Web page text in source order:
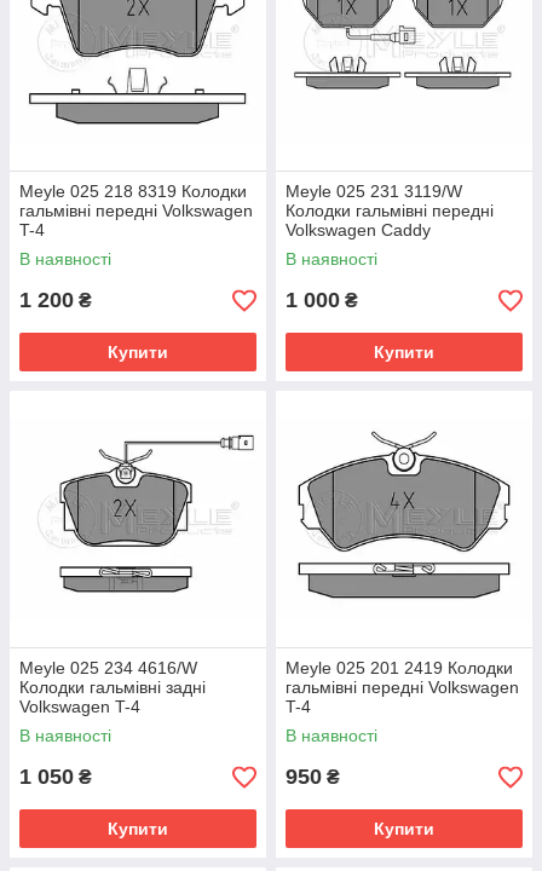
Meyle 025 218 8319 Колодки
гальмівні передні Volkswagen
T-4
В наявності
1 200 ₴
Купити
Meyle 025 231 3119/W
Колодки гальмівні передні
Volkswagen Caddy
В наявності
1 000 ₴
Купити
Meyle 025 234 4616/W
Колодки гальмівні задні
Volkswagen T-4
В наявності
1 050 ₴
Купити
Meyle 025 201 2419 Колодки
гальмівні передні Volkswagen
T-4
В наявності
950 ₴
Купити